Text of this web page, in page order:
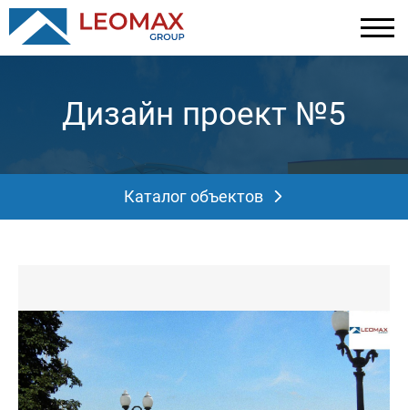
Дизайн проект №5
Каталог объектов